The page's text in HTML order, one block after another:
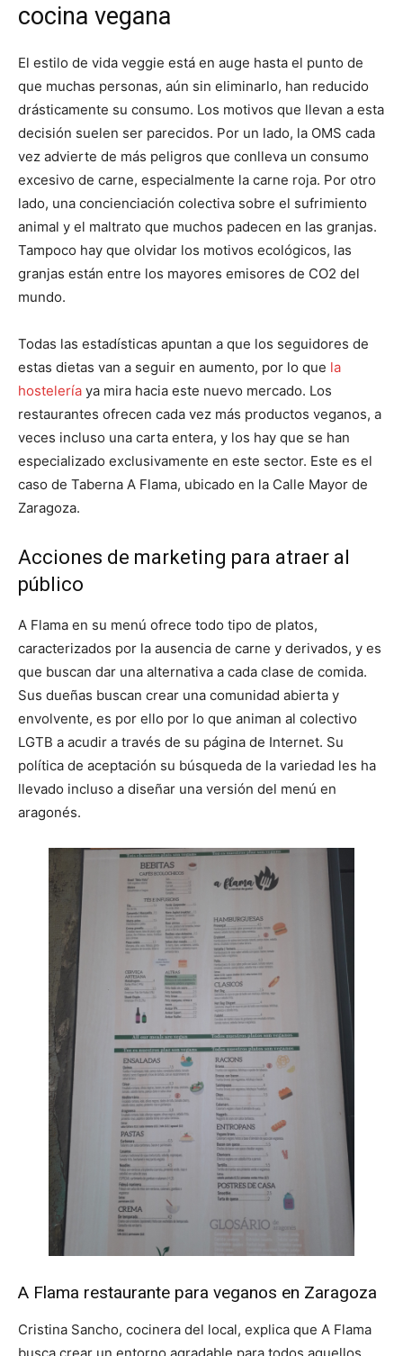
cocina vegana
El estilo de vida veggie está en auge hasta el punto de
que muchas personas, aún sin eliminarlo, han reducido
drásticamente su consumo. Los motivos que llevan a esta
decisión suelen ser parecidos. Por un lado, la OMS cada
vez advierte de más peligros que conlleva un consumo
excesivo de carne, especialmente la carne roja. Por otro
lado, una concienciación colectiva sobre el sufrimiento
animal y el maltrato que muchos padecen en las granjas.
Tampoco hay que olvidar los motivos ecológicos, las
granjas están entre los mayores emisores de CO2 del
mundo.
Todas las estadísticas apuntan a que los seguidores de
estas dietas van a seguir en aumento, por lo que la
hostelería ya mira hacia este nuevo mercado. Los
restaurantes ofrecen cada vez más productos veganos, a
veces incluso una carta entera, y los hay que se han
especializado exclusivamente en este sector. Este es el
caso de Taberna A Flama, ubicado en la Calle Mayor de
Zaragoza.
Acciones de marketing para atraer al
público
A Flama en su menú ofrece todo tipo de platos,
caracterizados por la ausencia de carne y derivados, y es
que buscan dar una alternativa a cada clase de comida.
Sus dueñas buscan crear una comunidad abierta y
envolvente, es por ello por lo que animan al colectivo
LGTB a acudir a través de su página de Internet. Su
política de aceptación su búsqueda de la variedad les ha
llevado incluso a diseñar una versión del menú en
aragonés.
A Flama restaurante para veganos en Zaragoza
Cristina Sancho, cocinera del local, explica que A Flama